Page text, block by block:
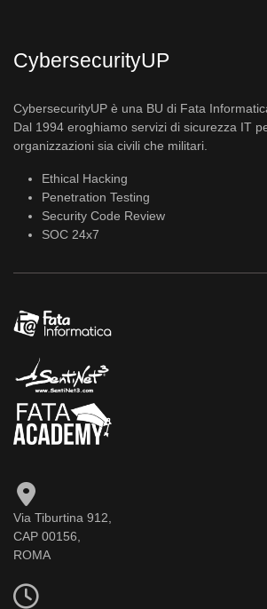
CybersecurityUP
CybersecurityUP è una BU di Fata
Dal 1994 eroghiamo servizi di sicurezza IT
organizzazioni sia civili che militari.
Ethical Hacking
Penetration Testing
Security Code Review
SOC 24x7
Via Tiburtina 912,
CAP 00156,
ROMA